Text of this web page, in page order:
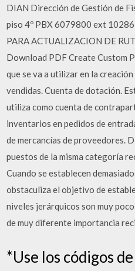
DIAN Dirección de Gestión de
piso 4º PBX 6079800 ext
PARA ACTUALIZACION DE
Download PDF Create Custom
que se va a utilizar en la
vendidas. Cuenta de dotación.
utiliza como cuenta de
inventarios en pedidos de
de mercancías de proveedores.
puestos de la misma categoría
Cuando se establecen
obstaculiza el objetivo de
niveles jerárquicos son muy
de muy diferente importancia
*Use los códigos